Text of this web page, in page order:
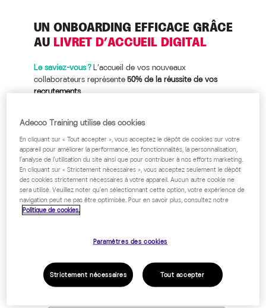
UN ONBOARDING EFFICACE GRÂCE
AU LIVRET D’ACCUEIL DIGITAL
Le saviez-vous ?L’accueil de vos nouveaux
collaborateurs représente50% de la réussite de vos
recrutements.
pédagogique dès le début de votre collaboration,
optez pour le livret d’accueil digital: un outil
d’intégrationinnovant, sur-mesure et adaptable!
PRENEZCONTACTAVEC NOS
ÉQUIPES !
Adecco Training utilise des cookies
En cliquant sur « Tout accepter », vous acceptez le dépôt de cookies sur votre
appareil pour améliorer la performance, les fonctionnalités, la personnalisation,
l'analyse de l'utilisation du site ainsi que pour contribuer à nos efforts marketing.
En cliquant sur « Strictement nécessaires », vous acceptez seulement le dépôt
des cookies strictement nécessaires à votre appareil. Aucun autre cookie ne
sera utilisé. Veuillez noter qu'en sélectionnant cette option, votre expérience de
navigation peut ne pas être optimisée. Pour en savoir plus, consultez notre
Politique de cookies.
Paramètres des cookies
Strictement nécessaires Tout accepter